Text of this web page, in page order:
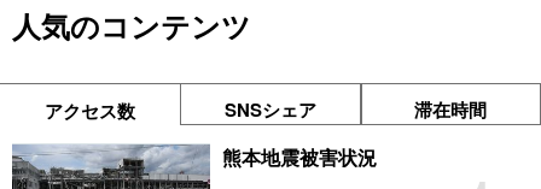
人気のコンテンツ
アクセス数 SNSシェア 滞在時間
熊本地震被害状況